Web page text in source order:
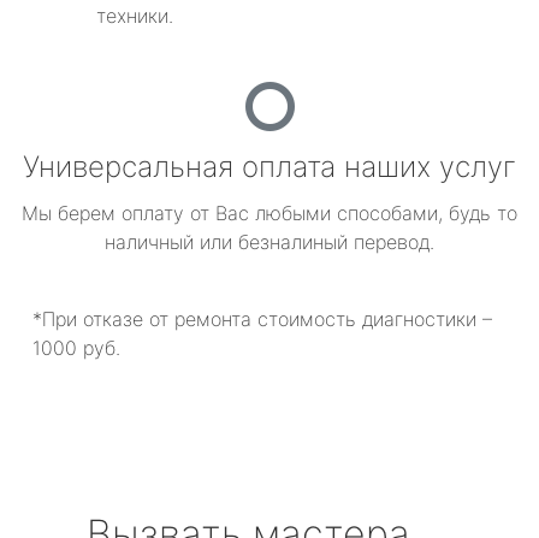
техники.
Универсальная оплата наших услуг
Мы берем оплату от Вас любыми способами, будь то
наличный или безналиный перевод.
*При отказе от ремонта стоимость диагностики –
1000 руб.